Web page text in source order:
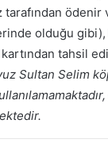
tarafından
olduğu
tahsil
Sultan Selim